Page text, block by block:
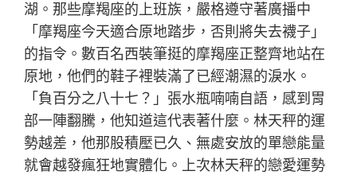
湖。那些摩羯座的上班族，嚴格遵守著廣播中
「摩羯座今天適合原地踏步，否則將失去襪子」
的指令。數百名西裝筆挺的摩羯座正整齊地站在
原地，他們的鞋子裡裝滿了已經潮濕的淚水。
「負百分之八十七？」張水瓶喃喃自語，感到胃
部一陣翻騰，他知道這代表著什麼。林天秤的運
勢越差，他那股積壓已久、無處安放的單戀能量
就會越發瘋狂地實體化。上次林天秤的戀愛運勢